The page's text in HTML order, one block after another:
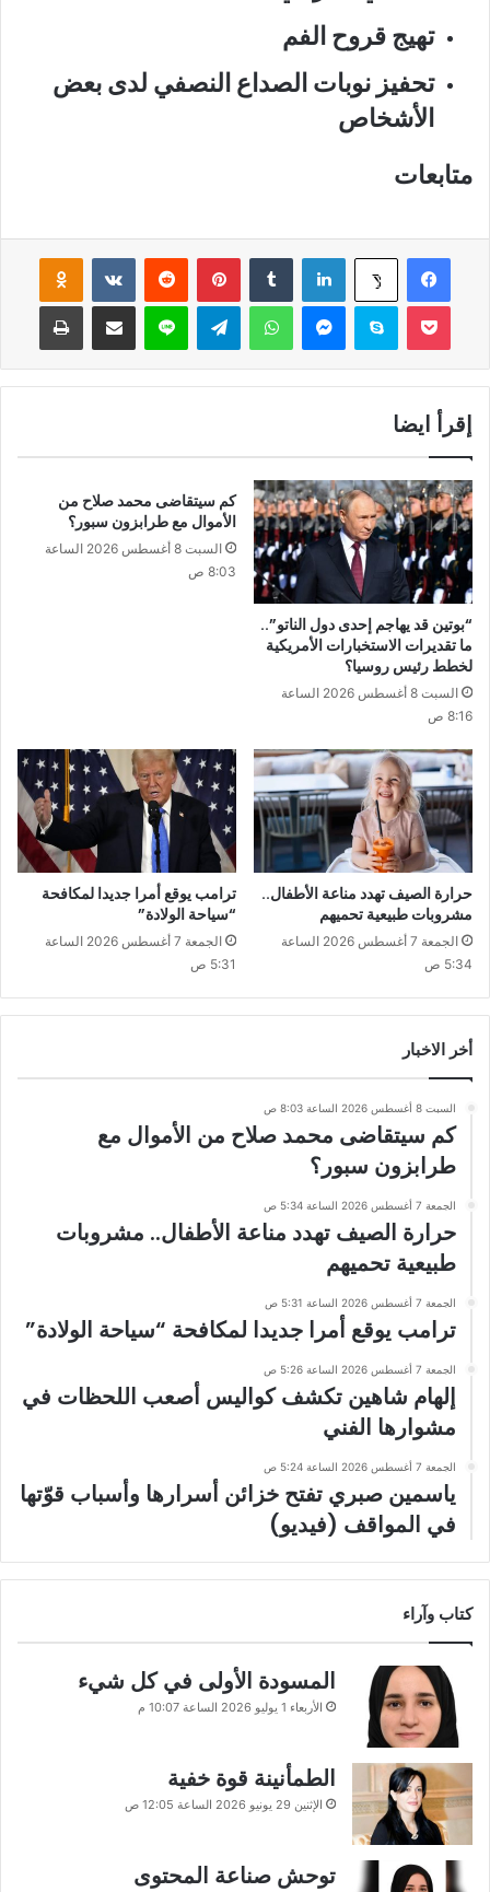
تهيج قروح الفم
تحفيز نوبات الصداع النصفي لدى بعض
الأشخاص
متابعات
فيسبوك ‫X لينكدإن بينتيريست
سكايب واتساب لاين
إقرأ ايضا
“بوتين قد يهاجم إحدى دول الناتو”..
ما تقديرات الاستخبارات الأمريكية
لخطط رئيس روسيا؟
السبت 8 أغسطس 2026 الساعة
8:16 ص
كم سيتقاضى محمد صلاح من
الأموال مع طرابزون سبور؟
السبت 8 أغسطس 2026 الساعة
8:03 ص
حرارة الصيف تهدد مناعة الأطفال..
مشروبات طبيعية تحميهم
الجمعة 7 أغسطس 2026 الساعة
5:34 ص
ترامب يوقع أمرا جديدا لمكافحة
“سياحة الولادة”
الجمعة 7 أغسطس 2026 الساعة
5:31 ص
أخر الاخبار
السبت 8 أغسطس 2026 الساعة 8:03 ص
كم سيتقاضى محمد صلاح من الأموال مع
طرابزون سبور؟
الجمعة 7 أغسطس 2026 الساعة 5:34 ص
حرارة الصيف تهدد مناعة الأطفال.. مشروبات
طبيعية تحميهم
الجمعة 7 أغسطس 2026 الساعة 5:31 ص
ترامب يوقع أمرا جديدا لمكافحة “سياحة الولادة”
الجمعة 7 أغسطس 2026 الساعة 5:26 ص
إلهام شاهين تكشف كواليس أصعب اللحظات في
مشوارها الفني
الجمعة 7 أغسطس 2026 الساعة 5:24 ص
ياسمين صبري تفتح خزائن أسرارها وأسباب قوّتها
في المواقف (فيديو)
كتاب وآراء
المسودة الأولى في كل شيء
الأربعاء 1 يوليو 2026 الساعة 10:07 م
الطمأنينة قوة خفية
الإثنين 29 يونيو 2026 الساعة 12:05 ص
توحش صناعة المحتوى